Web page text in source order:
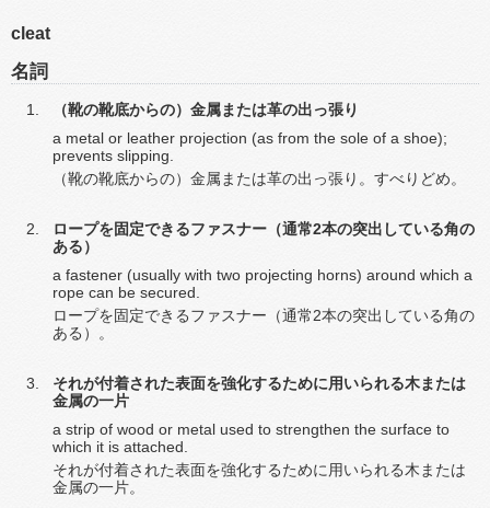
cleat
名詞
（靴の靴底からの）金属または革の出っ張り
a metal or leather projection (as from the sole of a shoe);
prevents slipping.
（靴の靴底からの）金属または革の出っ張り。すべりどめ。
ロープを固定できるファスナー（通常2本の突出している角の
ある）
a fastener (usually with two projecting horns) around which a
rope can be secured.
ロープを固定できるファスナー（通常2本の突出している角の
ある）。
それが付着された表面を強化するために用いられる木または
金属の一片
a strip of wood or metal used to strengthen the surface to
which it is attached.
それが付着された表面を強化するために用いられる木または
金属の一片。